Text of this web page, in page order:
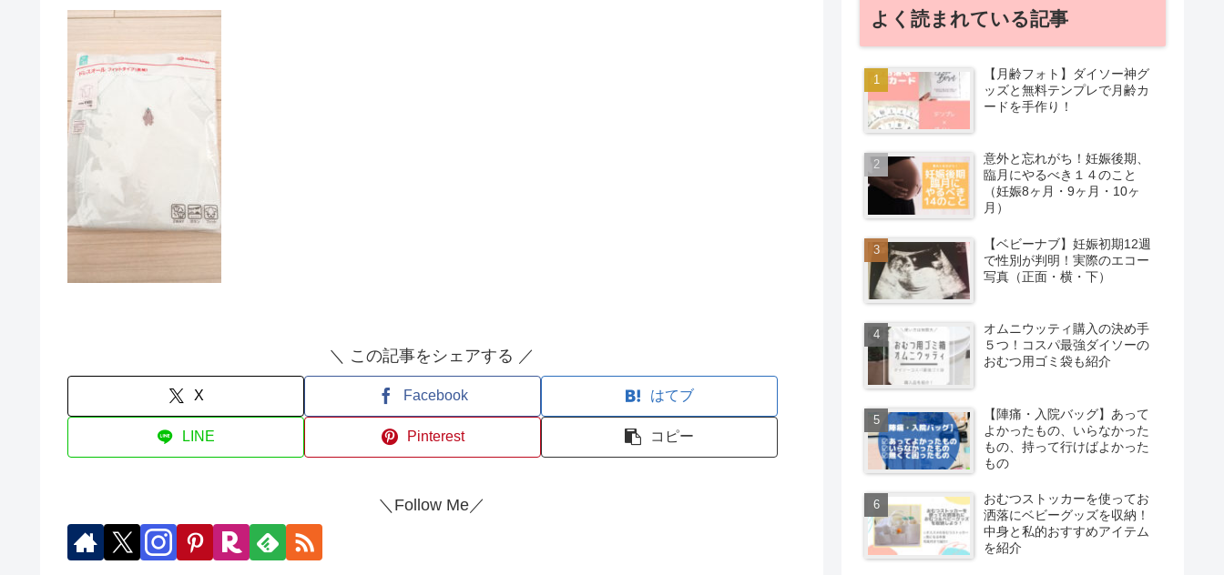
＼ この記事をシェアする ／
X Facebook はてブ
LINE Pinterest コピー
＼Follow Me／
よく読まれている記事
【月齢フォト】ダイソー神グ
ッズと無料テンプレで月齢カ
ードを手作り！
意外と忘れがち！妊娠後期、
臨月にやるべき１４のこと
（妊娠8ヶ月・9ヶ月・10ヶ
月）
【ベビーナブ】妊娠初期12週
で性別が判明！実際のエコー
写真（正面・横・下）
オムニウッティ購入の決め手
５つ！コスパ最強ダイソーの
おむつ用ゴミ袋も紹介
【陣痛・入院バッグ】あって
よかったもの、いらなかった
もの、持って行けばよかった
もの
おむつストッカーを使ってお
洒落にベビーグッズを収納！
中身と私的おすすめアイテム
を紹介